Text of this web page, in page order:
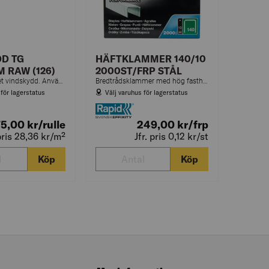
TG
RAW (126)
lagerstatus
kr/rulle
28,36 kr/m²
Köp
HÄFTKLAMMER 140/10
2000ST/FRP STÅL
Välj varuhus för lagerstatus
249,00 kr/frp
Jfr. pris 0,12 kr/st
Köp